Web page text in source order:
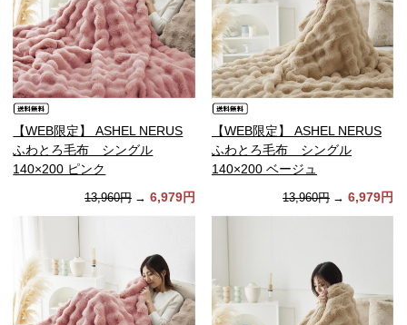
【WEB限定】 ASHEL NERUS
ふわとろ毛布 シングル
140×200 ピンク
13,960円 → 6,979円
【WEB限定】 ASHEL NERUS
ふわとろ毛布 シングル
140×200 ベージュ
13,960円 → 6,979円